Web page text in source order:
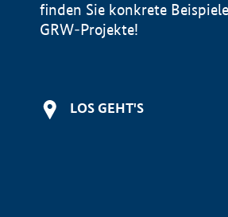
finden Sie konkrete
GRW-Projekte!
LOS GEHT'S